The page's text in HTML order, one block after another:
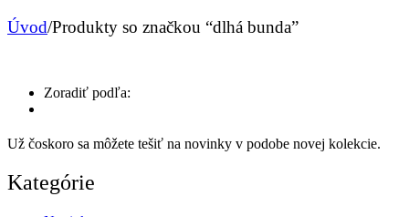
Úvod/Produkty so značkou “dlhá bunda”
Zoradiť podľa:
Už čoskoro sa môžete tešiť na novinky v podobe novej kolekcie.
Kategórie